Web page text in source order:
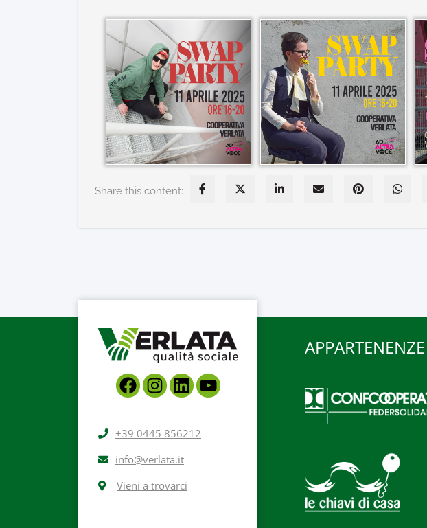
Share this content:
+39 0445 856212
info@verlata.it
Vieni a trovarci
APPARTENENZE